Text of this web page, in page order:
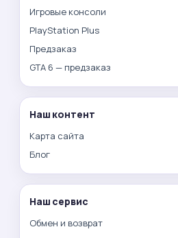
Игровые консоли
PlayStation Plus
Предзаказ
GTA 6 — предзаказ
Наш контент
Карта сайта
Блог
Наш сервис
Обмен и возврат